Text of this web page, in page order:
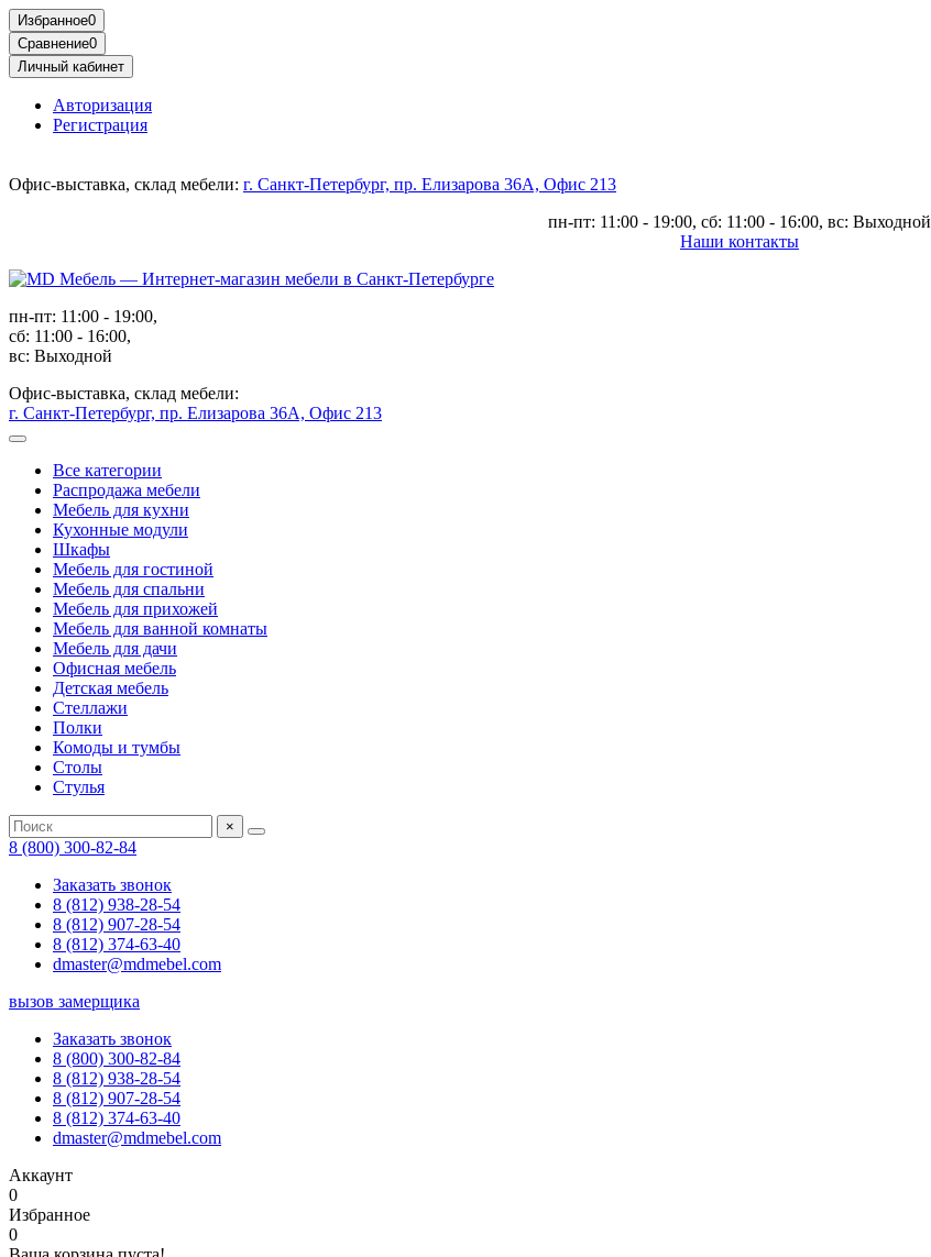
Избранное0
Сравнение0
Личный кабинет
Авторизация
Регистрация
Офис-выставка, склад мебели: г. Санкт-Петербург, пр. Елизарова 36А, Офис 213
пн-пт: 11:00 - 19:00, сб: 11:00 - 16:00, вс: Выходной
Наши контакты
пн-пт: 11:00 - 19:00,
сб: 11:00 - 16:00,
вс: Выходной
Офис-выставка, склад мебели:
г. Санкт-Петербург, пр. Елизарова 36А, Офис 213
Все категории
Распродажа мебели
Мебель для кухни
Кухонные модули
Шкафы
Мебель для гостиной
Мебель для спальни
Мебель для прихожей
Мебель для ванной комнаты
Мебель для дачи
Офисная мебель
Детская мебель
Стеллажи
Полки
Комоды и тумбы
Столы
Стулья
×
8 (800) 300-82-84
Заказать звонок
8 (812) 938-28-54
8 (812) 907-28-54
8 (812) 374-63-40
dmaster@mdmebel.com
вызов замерщика
Заказать звонок
8 (800) 300-82-84
8 (812) 938-28-54
8 (812) 907-28-54
8 (812) 374-63-40
dmaster@mdmebel.com
Аккаунт
0
Избранное
0